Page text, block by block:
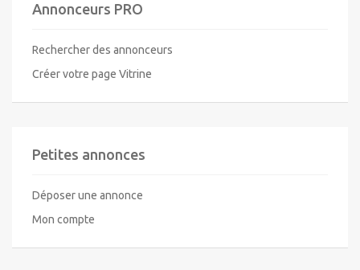
Annonceurs PRO
Rechercher des annonceurs
Créer votre page Vitrine
Petites annonces
Déposer une annonce
Mon compte